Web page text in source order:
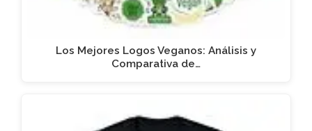
Los Mejores Logos Veganos: Análisis y
Comparativa de…